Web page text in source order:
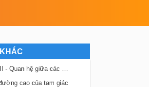
Bài tập ôn chương III - Quan hệ giữa các yếu tố trong tam giác. Các đường đồng quy trong tam giác
cao của tam giác